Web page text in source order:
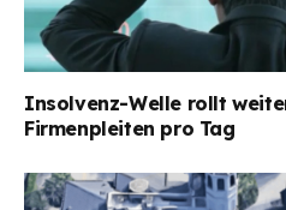
Insolvenz-Welle rollt
Firmenpleiten pro Tag